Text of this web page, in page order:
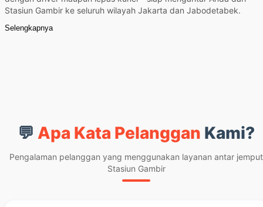
Stasiun Gambir ke seluruh wilayah Jakarta dan Jabodetabek.
Selengkapnya
💬 Apa Kata Pelanggan Kami?
Pengalaman pelanggan yang menggunakan layanan antar jemput
Stasiun Gambir